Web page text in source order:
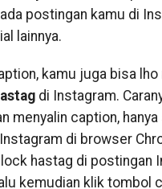
postingan kamu di
lainnya.
kamu juga bisa
di Instagram.
menyalin caption,
di browser
hastag di postingan
kemudian klik tombol